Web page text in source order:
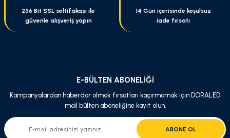
256 Bit SSL seltifakası ile
güvenle alışveriş yapın
14 Gün içerisinde koşulsuz
iade fırsatı
E-BÜLTEN ABONELİĞİ
Kampanyalardan haberdar olmak fırsatları kaçırmamak için DORALED
mail bülten aboneliğine kayıt olun.
ABONE OL